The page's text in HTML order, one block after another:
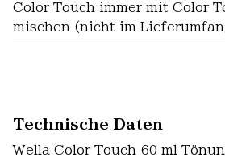
Color Touch immer mit Color
mischen (nicht im
Technische Daten
Wella Color Touch 60 ml